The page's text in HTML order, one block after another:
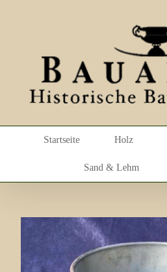
Startseite Holz
Sand & Lehm